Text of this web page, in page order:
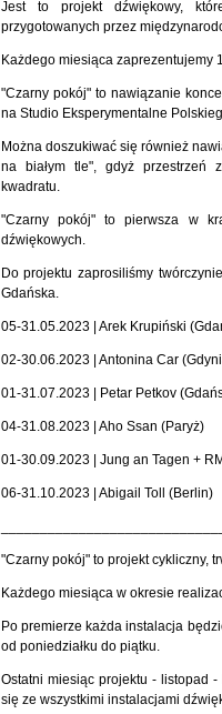
Jest to projekt dźwiękowy,
przygotowanych przez
Każdego miesiąca zaprezentujemy
"Czarny pokój" to nawiązanie
na Studio Eksperymentalne
Można doszukiwać się również
na białym tle", gdyż przestrzeń
kwadratu.
"Czarny pokój" to pierwsza w
dźwiękowych.
Do projektu zaprosiliśmy
Gdańska.
05-31.05.2023 | Arek Krupiński
02-30.06.2023 | Antonina Car
01-31.07.2023 | Petar Petkov
04-31.08.2023 | Aho Ssan (Paryż)
01-30.09.2023 | Jung an Tagen +
06-31.10.2023 | Abigail Toll (Berlin)
"Czarny pokój" to projekt cykliczny,
Każdego miesiąca w okresie
Po premierze każda instalacja
od poniedziałku do piątku.
Ostatni miesiąc projektu - listopad
się ze wszystkimi instalacjami